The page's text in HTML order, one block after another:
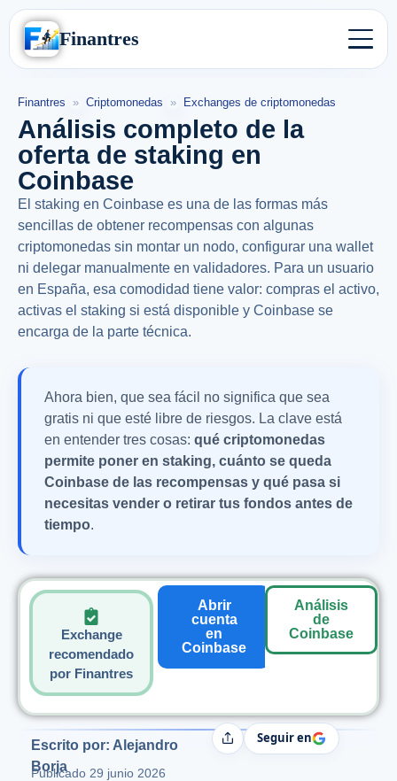
Finantres
Finantres » Criptomonedas » Exchanges de criptomonedas
Análisis completo de la
oferta de staking en
Coinbase
El staking en Coinbase es una de las formas más
sencillas de obtener recompensas con algunas
criptomonedas sin montar un nodo, configurar una wallet
ni delegar manualmente en validadores. Para un usuario
en España, esa comodidad tiene valor: compras el activo,
activas el staking si está disponible y Coinbase se
encarga de la parte técnica.
Ahora bien, que sea fácil no significa que sea
gratis ni que esté libre de riesgos. La clave está
en entender tres cosas: qué criptomonedas
permite poner en staking, cuánto se queda
Coinbase de las recompensas y qué pasa si
necesitas vender o retirar tus fondos antes de
tiempo.
Exchange
recomendado
por Finantres
Abrir
cuenta
en
Coinbase
Análisis
de
Coinbase
Escrito por: Alejandro
Borja
Publicado 29 junio 2026
CompartirSeguir en